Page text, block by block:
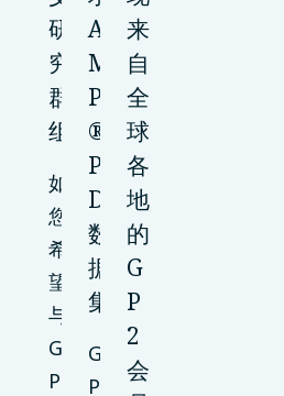
研
究
群
组
如
您
希
望
与
G
P
A
M
P
®
P
D
数
据
集
G
P
来
自
全
球
各
地
的
G
P
2
会